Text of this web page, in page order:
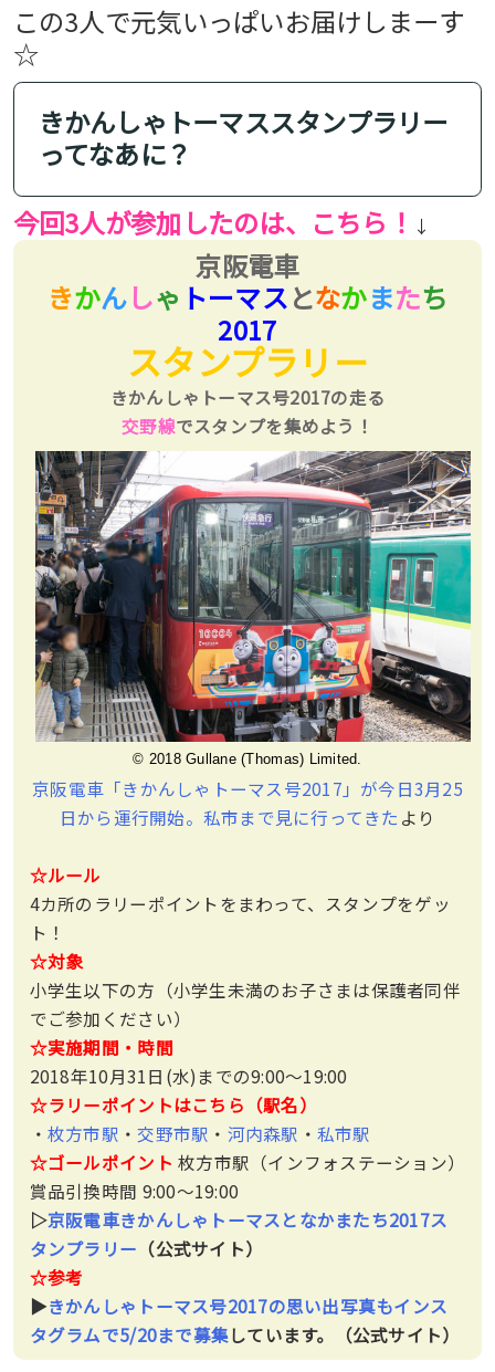
この3人で元気いっぱいお届けしまーす
☆
きかんしゃトーマススタンプラリー
ってなあに？
今回3人が参加したのは、こちら！ ↓
京阪電車
きかんしゃ トーマスとなかまたち
2017
スタンプラリー
きかんしゃトーマス号2017の走る
交野線でスタンプを集めよう！
© 2018 Gullane (Thomas) Limited.
京阪電車「きかんしゃトーマス号2017」が今日3月25
日から運行開始。私市まで見に行ってきた より
☆ルール
4カ所のラリーポイントをまわって、スタンプをゲッ
ト！
☆対象
小学生以下の方（小学生未満のお子さまは保護者同伴
でご参加ください）
☆実施期間・時間
2018年10月31日(水)までの9:00〜19:00
☆ラリーポイントはこちら（駅名）
・ 枚方市駅 ・交野市駅 ・ 河内森駅 ・ 私市駅
☆ゴールポイント 枚方市駅（インフォステーション）
賞品引換時間 9:00〜19:00
▷京阪電車きかんしゃトーマスとなかまたち2017ス
タンプラリー （公式サイト）
☆参考
▶︎きかんしゃトーマス号2017の思い出写真もインス
タグラムで5/20まで募集しています。（公式サイト）